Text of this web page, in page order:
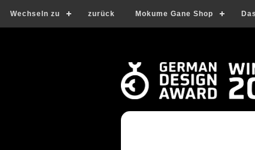
Wechseln zu zurück Mokume Gane Shop